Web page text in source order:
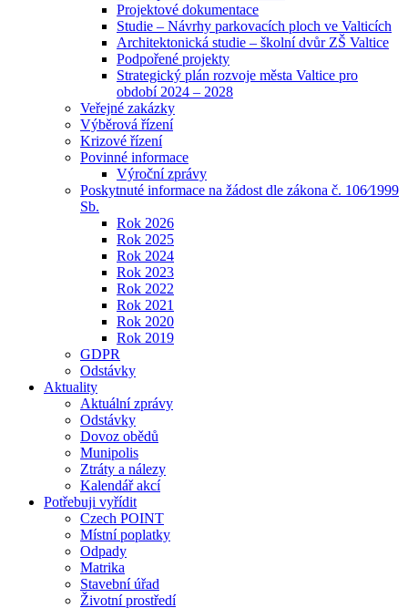
Projektové dokumentace
Studie – Návrhy parkovacích ploch ve Valticích
Architektonická studie – školní dvůr ZŠ Valtice
Podpořené projekty
Strategický plán rozvoje města Valtice pro
období 2024 – 2028
Veřejné zakázky
Výběrová řízení
Krizové řízení
Povinné informace
Výroční zprávy
Poskytnuté informace na žádost dle zákona č. 106⁄1999
Sb.
Rok 2026
Rok 2025
Rok 2024
Rok 2023
Rok 2022
Rok 2021
Rok 2020
Rok 2019
GDPR
Odstávky
Aktuality
Aktuální zprávy
Odstávky
Dovoz obědů
Munipolis
Ztráty a nálezy
Kalendář akcí
Potřebuji vyřídit
Czech POINT
Místní poplatky
Odpady
Matrika
Stavební úřad
Životní prostředí